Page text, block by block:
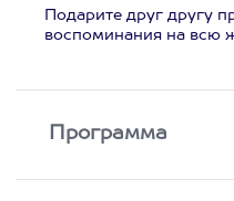
Подарите друг другу
воспоминания на всю
Программа